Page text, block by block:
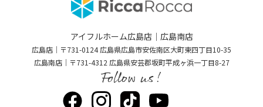
アイフルホーム広島店｜広島南店
広島店｜〒731-0124 広島県広島市安佐南区大町東四丁目10-35
広島南店｜〒731-4312 広島県安芸郡坂町平成ヶ浜一丁目8-27
Follow us!